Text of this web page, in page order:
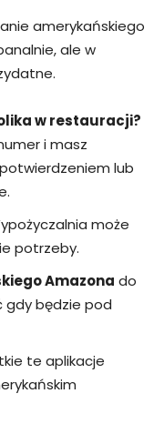
amerykańskiego
ale w
w restauracji?
i masz
lub
może
potrzeby.
Amazona do
gdy będzie pod
te aplikacje